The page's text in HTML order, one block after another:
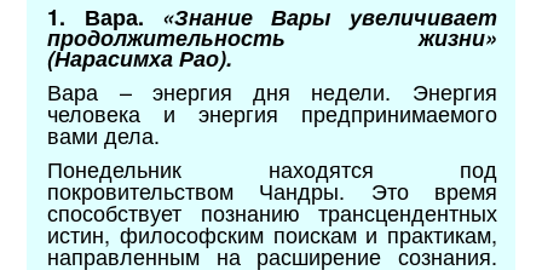
1. Вара. «Знание Вары увеличивает
продолжительность жизни»
(Нарасимха Рао).
Вара – энергия дня недели. Энергия
человека и энергия предпринимаемого
вами дела.
Понедельник находятся под
покровительством Чандры. Это время
способствует познанию трансцендентных
истин, философским поискам и практикам,
направленным на расширение сознания.